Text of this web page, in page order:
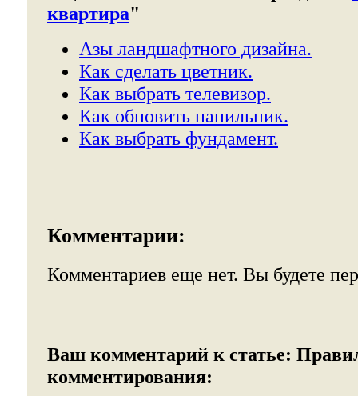
квартира"
Азы ландшафтного дизайна.
Как сделать цветник.
Как выбрать телевизор.
Как обновить напильник.
Как выбрать фундамент.
Комментарии:
Комментариев еще нет. Вы будете
Ваш комментарий к статье:
комментирования: